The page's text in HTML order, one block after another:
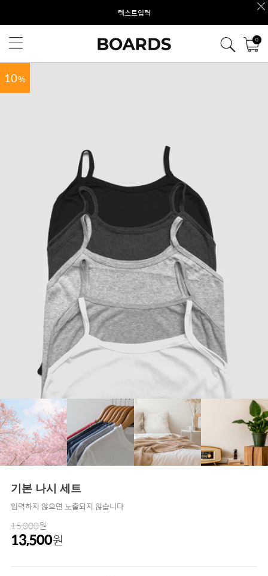
텍스트입력
0
10%
기본 나시 세트
입력하지 않으면 노출되지 않습니다
15,000원
13,500원